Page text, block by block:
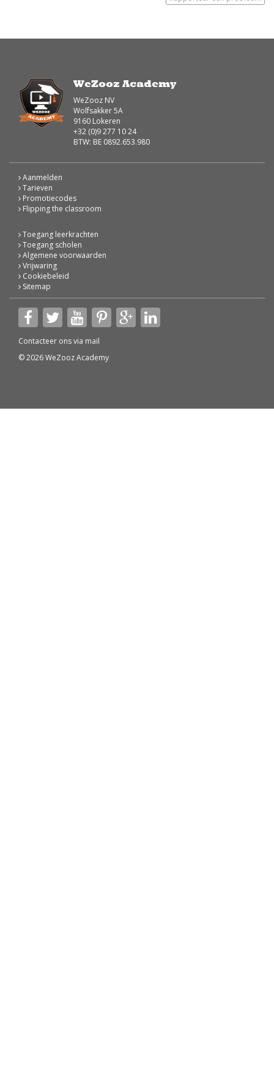
WeZooz Academy
WeZooz NV
Wolfsakker 5A
9160 Lokeren
+32 (0)9 277 10 24
BTW: BE 0892.653.980
Aanmelden
Tarieven
Promotiecodes
Flipping the classroom
Toegang leerkrachten
Toegang scholen
Algemene voorwaarden
Vrijwaring
Cookiebeleid
Sitemap
Contacteer ons via mail
© 2026 WeZooz Academy